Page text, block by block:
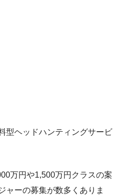
型ヘッドハンティングサービ
万円や1,500万円クラスの案
ャーの募集が数多くありま